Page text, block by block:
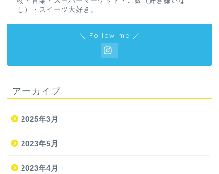
し）・スイーツ大好き。
＼ Follow me ／
アーカイブ
2025年3月
2023年5月
2023年4月